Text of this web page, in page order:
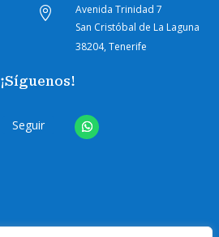

Avenida Trinidad 7
San Cristóbal de La Laguna
38204, Tenerife
¡Síguenos!
Seguir